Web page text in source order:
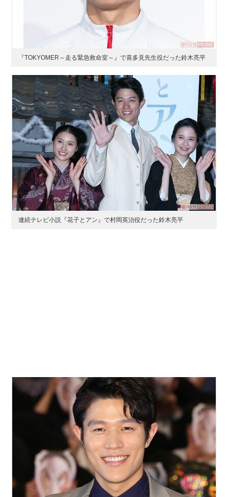
『TOKYOMER～走る緊急救命室～』で喜多見先生役だった鈴木亮平
連続テレビ小説『花子とアン』で村岡英治役だった鈴木亮平